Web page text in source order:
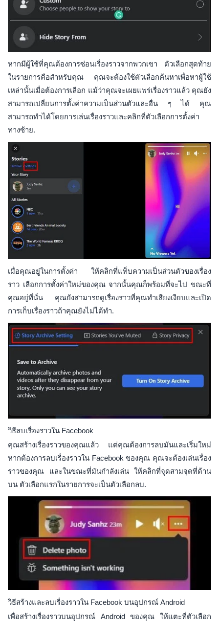
หากมีผู้ใช้ที่คุณต้องการซ่อนเรื่องราวจากพวกเขา ตัวเลือกสุดท้าย
ในรายการคือสำหรับคุณ คุณจะต้องใช้ตัวเลือกค้นหาเพื่อหาผู้ใช้
เหล่านั้นเมื่อต้องการเลือก แม้ว่าคุณจะเผยแพร่เรื่องราวแล้ว คุณยัง
สามารถเปลี่ยนการตั้งค่าความเป็นส่วนตัวและอื่น ๆ ได้ คุณ
สามารถทำได้โดยการเล่นเรื่องราวและคลิกที่ตัวเลือกการตั้งค่า
ทางซ้าย.
เมื่อคุณอยู่ในการตั้งค่า ให้คลิกที่แท็บความเป็นส่วนตัวของเรื่อง
ราว เลือกการตั้งค่าใหม่ของคุณ จากนั้นคุณก็พร้อมที่จะไป ขณะที่
คุณอยู่ที่นั่น คุณยังสามารถดูเรื่องราวที่คุณทำเสียงเงียบและเปิด
การเก็บเรื่องราวถ้าคุณยังไม่ได้ทำ.
วิธีลบเรื่องราวใน Facebook
คุณสร้างเรื่องราวของคุณแล้ว แต่คุณต้องการลบมันและเริ่มใหม่
หากต้องการลบเรื่องราวใน Facebook ของคุณ คุณจะต้องเล่นเรื่อง
ราวของคุณ และในขณะที่มันกำลังเล่น ให้คลิกที่จุดสามจุดที่ด้าน
บน ตัวเลือกแรกในรายการจะเป็นตัวเลือกลบ.
วิธีสร้างและลบเรื่องราวใน Facebook บนอุปกรณ์ Android
เพื่อสร้างเรื่องราวบนอุปกรณ์ Android ของคุณ ให้แตะที่ตัวเลือก